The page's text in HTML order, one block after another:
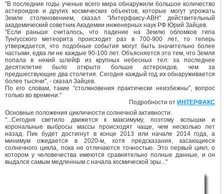
"В последние годы ученые всего мира обнаружили большое количество
астероидов и других космических объектов, которые могут угрожать
Земле столкновением, сказал "Интерфаксу-АВН" действительный
академический советник Академии инженерных наук РФ Юрий Зайцев.
"Если раньше считалось, что падение на Землю обломков типа
Тунгусского метеорита происходит раз в 700-900 лет, то теперь
утверждается, что подобные события могут быть значительно более
частыми, едва ли не каждые 90-100 лет. Объясняется это тем, что Земля
попала в некий шлейф из крупных небесных тел: за последнее
десятилетие было открыто больше астероидов, чем за
предшествующие два столетия. Сегодня каждый год их обнаруживается
более тысячи", - сказал Зайцев.
По его словам, такие "столкновения практически неизбежны", вопрос
только во времени."
Подробности от ИНТЕРФАКС
Основные положения цикличности солнечной активности.
"...Сегодня светило движется к максимуму, поэтому вспышки и
корональные выбросы массы происходят чаще, чем несколько лет
назад. Пик будет достигнут в конце 2013 или начале 2014 года, а
минимум ожидается в 2020-м, хотя предсказания, касающиеся
солнечного цикла, пока не отличаются точностью. Это первый цикл, о
котором у человечества имеются сравнительно полные данные, и он
выдался самым медленным с начала космической эры..."